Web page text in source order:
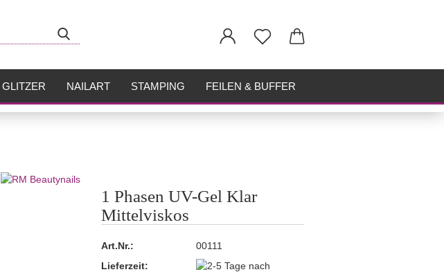
GLITZER NAILART STAMPING FEILEN & BUFFER
1 Phasen UV-Gel Klar
Mittelviskos
Art.Nr.:
00111
Lieferzeit: